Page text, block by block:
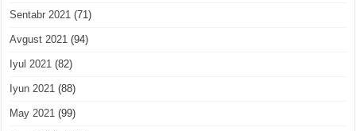
Sentabr 2021 (71)
Avgust 2021 (94)
Iyul 2021 (82)
Iyun 2021 (88)
May 2021 (99)